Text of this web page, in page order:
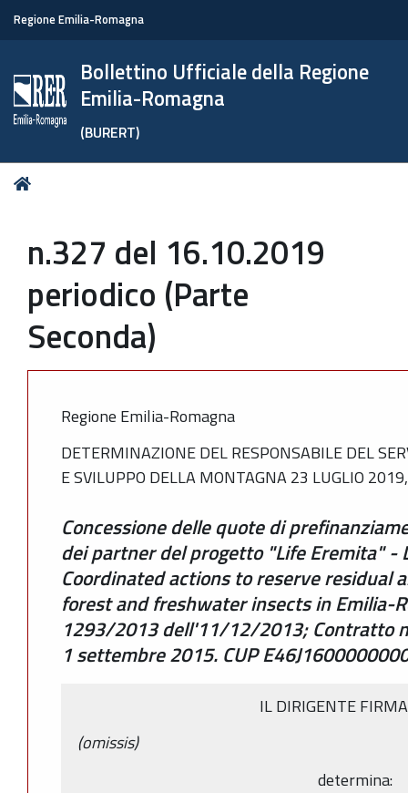
Regione Emilia-Romagna
Bollettino Ufficiale della Regione
Emilia-Romagna
(BURERT)
Tu
n.327 del 16.10.2019
periodico (Parte
Seconda)
Regione Emilia-Romagna
DETERMINAZIONE DEL RESPONSABILE DEL
E SVILUPPO DELLA MONTAGNA 23 LUGLIO
Concessione delle quote di
dei partner del progetto "Life Eremita" -
Coordinated actions to reserve residual
forest and freshwater insects in Emilia-
1293/2013 dell'11/12/2013; Contratto
1 settembre 2015. CUP
IL DIRIGENTE
(omissis)
determina: